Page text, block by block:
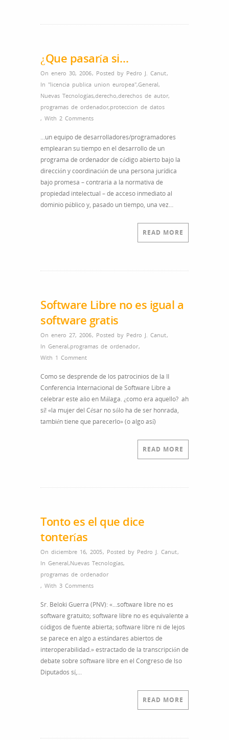
¿Que pasaría si…
On enero 30, 2006, Posted by Pedro J. Canut,
In "licencia publica union europea",General,
Nuevas Tecnologías,derecho,derechos de autor,
programas de ordenador,proteccion de datos
, With 2 Comments
…un equipo de desarrolladores/programadores
emplearan su tiempo en el desarrollo de un
programa de ordenador de código abierto bajo la
dirección y coordinación de una persona jurídica
bajo promesa – contraria a la normativa de
propiedad intelectual – de acceso inmediato al
dominio público y, pasado un tiempo, una vez…
READ MORE
Software Libre no es igual a
software gratis
On enero 27, 2006, Posted by Pedro J. Canut,
In General,programas de ordenador,
With 1 Comment
Como se desprende de los patrocinios de la II
Conferencia Internacional de Software Libre a
celebrar este año en Málaga. ¿como era aquello? ah
sí! «la mujer del César no sólo ha de ser honrada,
también tiene que parecerlo» (o algo así)
READ MORE
Tonto es el que dice
tonterías
On diciembre 16, 2005, Posted by Pedro J. Canut,
In General,Nuevas Tecnologías,
programas de ordenador
, With 3 Comments
Sr. Beloki Guerra (PNV): «…software libre no es
software gratuito; software libre no es equivalente a
códigos de fuente abierta; software libre ni de lejos
se parece en algo a estándares abiertos de
interoperabilidad.» estractado de la transcripción de
debate sobre software libre en el Congreso de lso
Diputados sí,…
READ MORE